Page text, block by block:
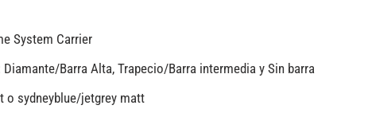
System Carrier
Barra Alta, Trapecio/Barra intermedia y Sin barra
o sydneyblue/jetgrey matt